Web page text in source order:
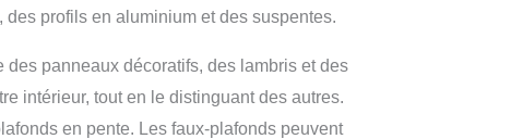
profils en aluminium et des suspentes.
panneaux décoratifs, des lambris et des
intérieur, tout en le distinguant des autres.
en pente. Les faux-plafonds peuvent